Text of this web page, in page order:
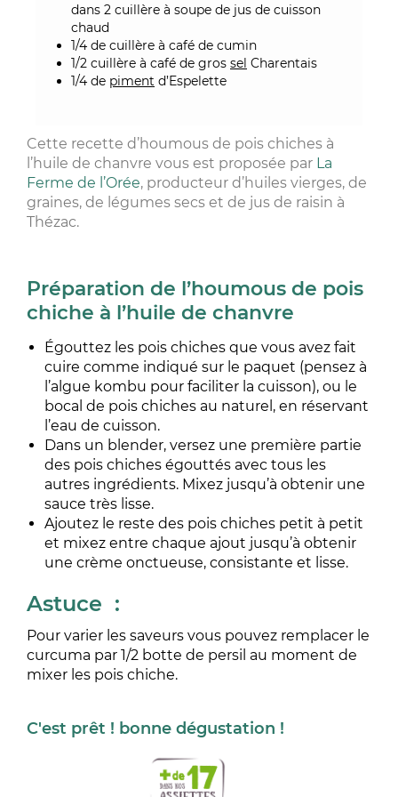
Cette recette d’houmous de pois chiches à
l’huile de chanvre vous est proposée par La
Ferme de l’Orée, producteur d’huiles vierges, de
graines, de légumes secs et de jus de raisin à
Thézac.
Préparation de l’houmous de pois
chiche à l’huile de chanvre
Égouttez les pois chiches que vous avez fait
cuire comme indiqué sur le paquet (pensez à
l’algue kombu pour faciliter la cuisson), ou le
bocal de pois chiches au naturel, en réservant
l’eau de cuisson.
Dans un blender, versez une première partie
des pois chiches égouttés avec tous les
autres ingrédients. Mixez jusqu’à obtenir une
sauce très lisse.
Ajoutez le reste des pois chiches petit à petit
et mixez entre chaque ajout jusqu’à obtenir
une crème onctueuse, consistante et lisse.
Astuce :
Pour varier les saveurs vous pouvez remplacer le
curcuma par 1/2 botte de persil au moment de
mixer les pois chiche.
C'est prêt ! bonne dégustation !
dans 2 cuillère à soupe de jus de cuisson
chaud
1/4 de cuillère à café de cumin
1/2 cuillère à café de gros sel Charentais
1/4 de piment d’Espelette